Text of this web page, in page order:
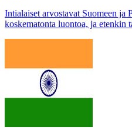
Intialaiset arvostavat Suomeen ja
koskematonta luontoa, ja etenkin